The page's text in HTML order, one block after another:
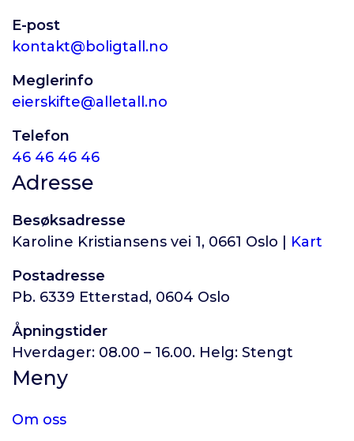
E-post
kontakt@boligtall.no
Meglerinfo
eierskifte@alletall.no
Telefon
46 46 46 46
Adresse
Besøksadresse
Karoline Kristiansens vei 1, 0661 Oslo | Kart
Postadresse
Pb. 6339 Etterstad, 0604 Oslo
Åpningstider
Hverdager: 08.00 – 16.00. Helg: Stengt
Meny
Om oss